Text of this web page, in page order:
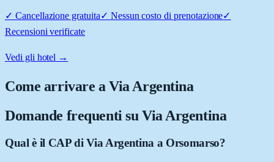
✓ Cancellazione gratuita✓ Nessun costo di prenotazione✓
Recensioni verificate
Vedi gli hotel →
Come arrivare aVia Argentina
Domande frequenti su Via Argentina
Qual è il CAP di Via Argentina a Orsomarso?